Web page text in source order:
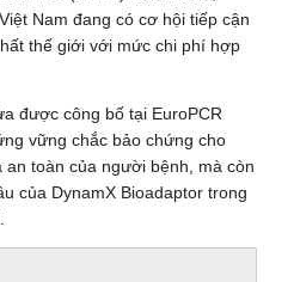
Nam đang có cơ hội tiếp cận
thế giới với mức chi phí hợp
được công bố tại EuroPCR
vững chắc bảo chứng cho
toàn của người bệnh, mà còn
của DynamX Bioadaptor trong